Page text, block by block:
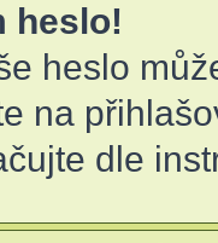
heslo!
heslo
na
dle